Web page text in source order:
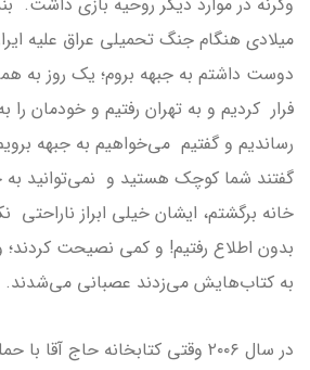
میلادی هنگام جنگ تحمیلی عراق علیه
دوست داشتم به جبهه بروم؛ یک روز به
فرار کردیم و به تهران رفتیم و خودمان را
رساندیم و گفتیم می‌خواهیم به جبهه
گفتند شما کوچک هستید و نمی‌توانید به
خانه برگشتم، ایشان خیلی ابراز ناراحتی
بدون اطلاع رفتیم! و کمی نصیحت
به کتاب‌هایش می‌زدند عصبانی می‌شدند.
در سال ۲۰۰۶ وقتی کتابخانه حاج